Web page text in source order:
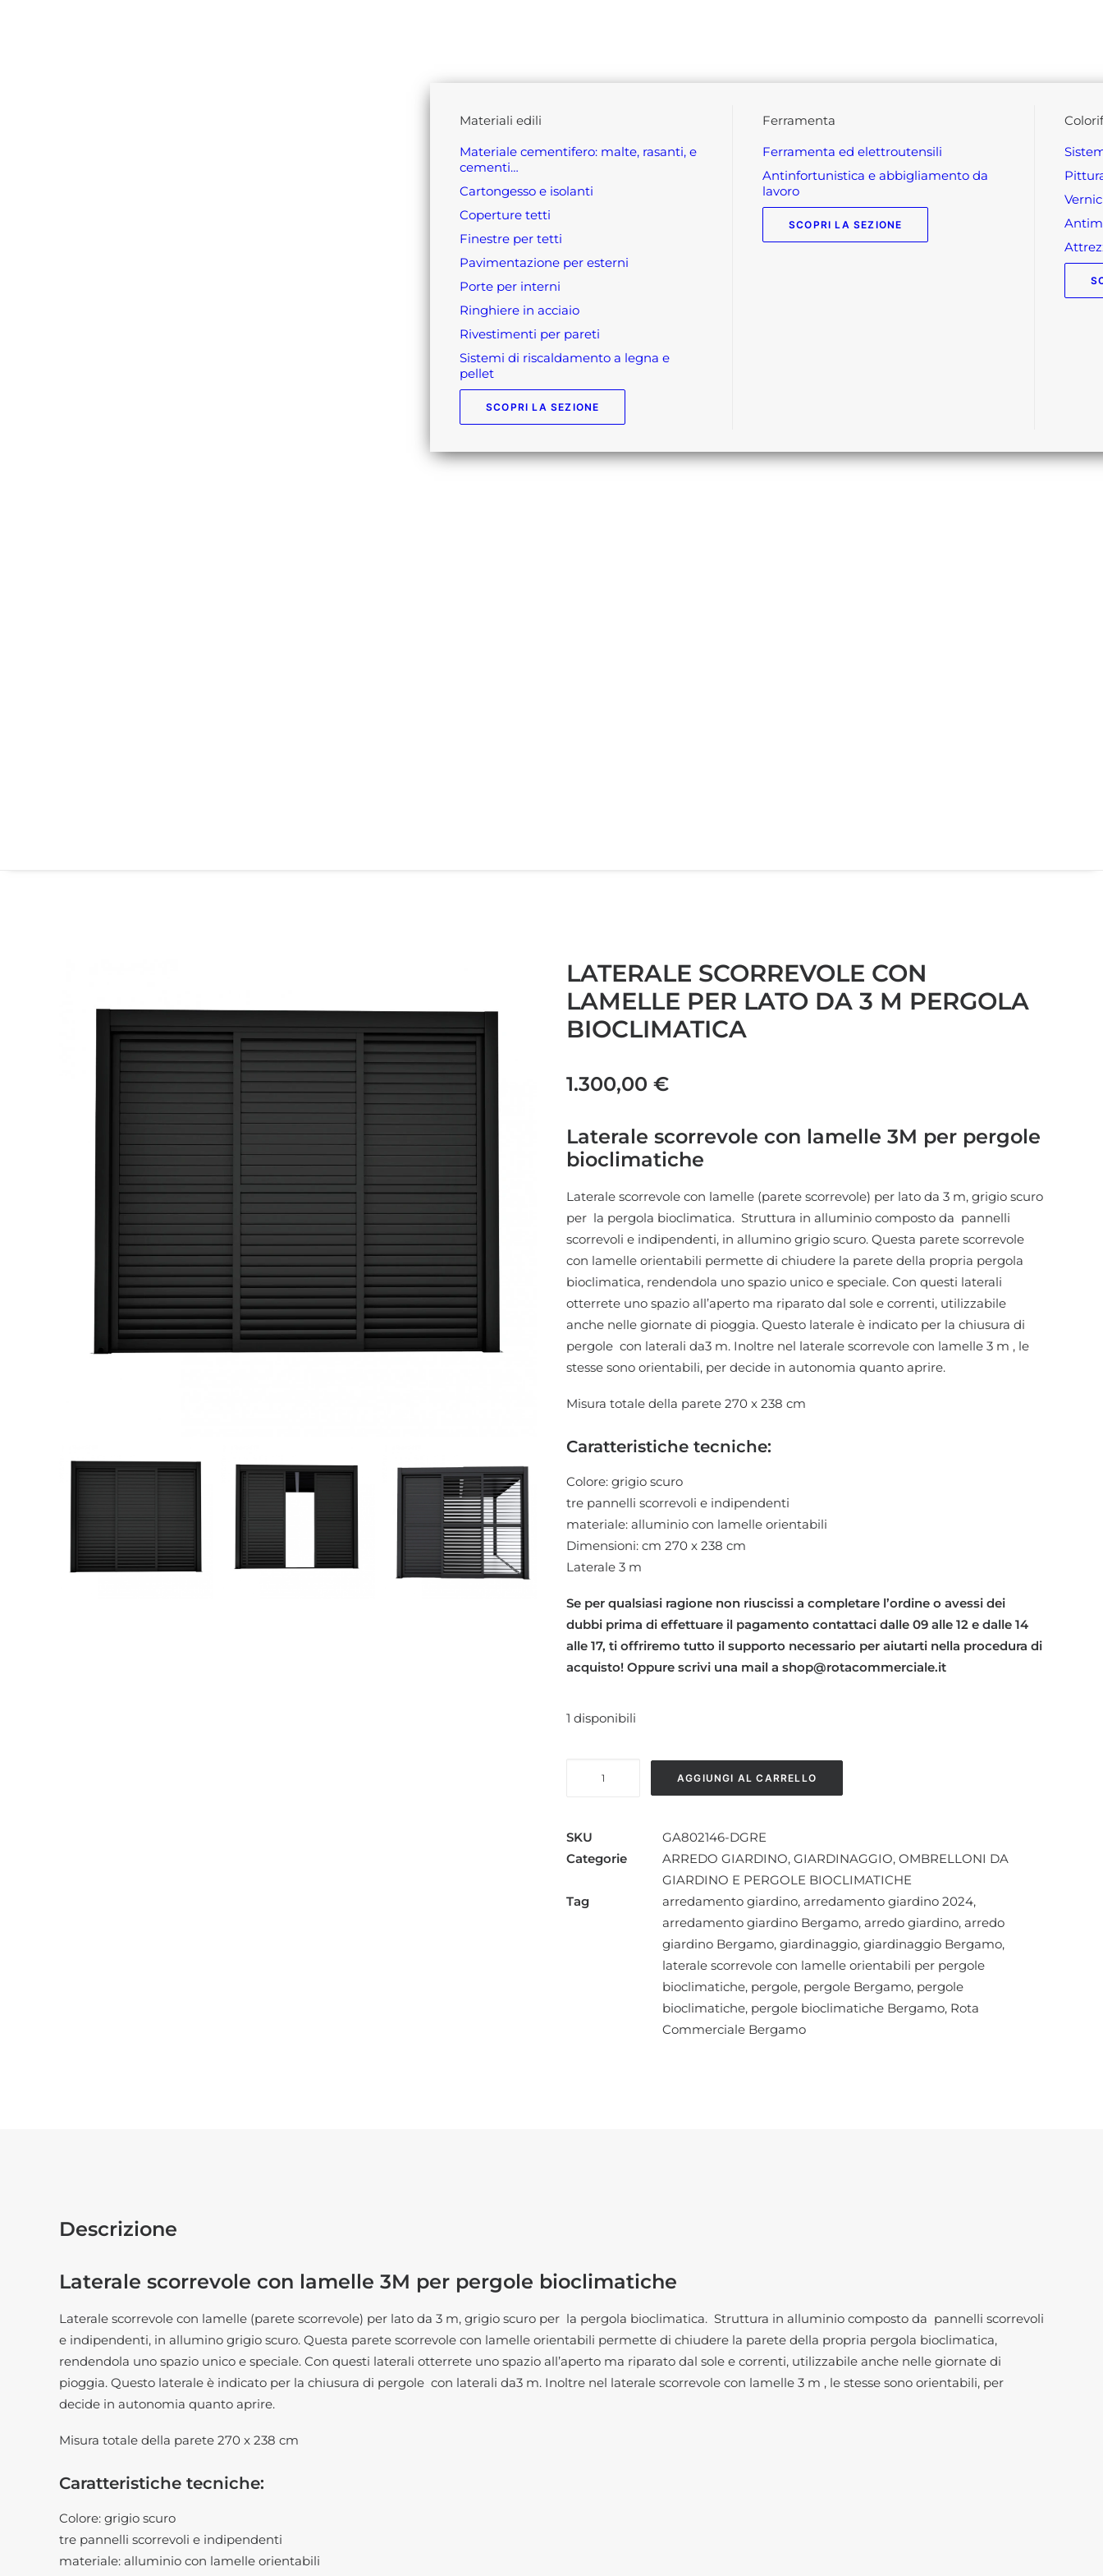
materiali edili
materiale cementifero: malte, rasanti, e
cementi…
cartongesso e isolanti
coperture tetti
finestre per tetti
pavimentazione per esterni
porte per interni
ringhiere in acciaio
rivestimenti per pareti
sistemi di riscaldamento a legna e
pellet
SCOPRI LA SEZIONE
ferramenta
ferramenta ed elettroutensili
antinfortunistica e abbigliamento da
lavoro
SCOPRI LA SEZIONE
LATERALE SCORREVOLE CON
LAMELLE PER LATO DA 3 M PERGOLA
BIOCLIMATICA
1.300,00 €
Laterale scorrevole con lamelle 3M per pergole
bioclimatiche
Laterale scorrevole con lamelle (parete scorrevole) per lato da 3 m, grigio scuro
per la pergola bioclimatica. Struttura in alluminio composto da pannelli
scorrevoli e indipendenti, in allumino grigio scuro. Questa parete scorrevole
con lamelle orientabili permette di chiudere la parete della propria pergola
bioclimatica, rendendola uno spazio unico e speciale. Con questi laterali
otterrete uno spazio all’aperto ma riparato dal sole e correnti, utilizzabile
anche nelle giornate di pioggia. Questo laterale è indicato per la chiusura di
pergole con laterali da3 m. Inoltre nel laterale scorrevole con lamelle 3 m , le
stesse sono orientabili, per decide in autonomia quanto aprire.
Misura totale della parete 270 x 238 cm
Caratteristiche tecniche:
Colore: grigio scuro
tre pannelli scorrevoli e indipendenti
materiale: alluminio con lamelle orientabili
Dimensioni: cm 270 x 238 cm
Laterale 3 m
Se per qualsiasi ragione non riuscissi a completare l’ordine o avessi dei
dubbi prima di effettuare il pagamento contattaci dalle 09 alle 12 e dalle 14
alle 17, ti offriremo tutto il supporto necessario per aiutarti nella procedura di
acquisto! Oppure scrivi una mail a shop@rotacommerciale.it
1 disponibili
LAMELLE
PER
DA
AGGIUNGI AL CARRELLO
SKU
GA802146-DGRE
Categorie
ARREDO GIARDINO, GIARDINAGGIO, OMBRELLONI DA
GIARDINO E PERGOLE BIOCLIMATICHE
Tag
arredamento giardino, arredamento giardino 2024,
arredamento giardino Bergamo, arredo giardino, arredo
giardino Bergamo, giardinaggio, giardinaggio Bergamo,
laterale scorrevole con lamelle orientabili per pergole
bioclimatiche, pergole, pergole Bergamo, pergole
bioclimatiche, pergole bioclimatiche Bergamo, Rota
Commerciale Bergamo
Descrizione
Laterale scorrevole con lamelle 3M per pergole bioclimatiche
Laterale scorrevole con lamelle (parete scorrevole) per lato da 3 m, grigio scuro per la pergola bioclimatica. Struttura in alluminio composto da pannelli scorrevoli
e indipendenti, in allumino grigio scuro. Questa parete scorrevole con lamelle orientabili permette di chiudere la parete della propria pergola bioclimatica,
rendendola uno spazio unico e speciale. Con questi laterali otterrete uno spazio all’aperto ma riparato dal sole e correnti, utilizzabile anche nelle giornate di
pioggia. Questo laterale è indicato per la chiusura di pergole con laterali da3 m. Inoltre nel laterale scorrevole con lamelle 3 m , le stesse sono orientabili, per
decide in autonomia quanto aprire.
Misura totale della parete 270 x 238 cm
Caratteristiche tecniche:
Colore: grigio scuro
tre pannelli scorrevoli e indipendenti
materiale: alluminio con lamelle orientabili